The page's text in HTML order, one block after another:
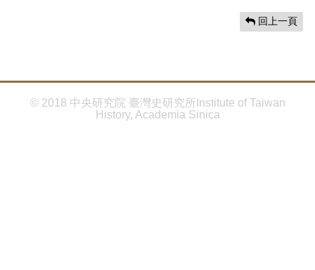
回上一頁
© 2018 中央研究院 臺灣史研究所Institute of Taiwan
History, Academia Sinica